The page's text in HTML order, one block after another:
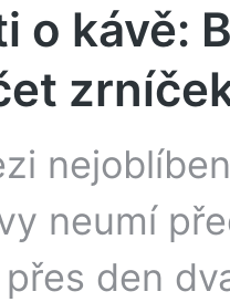
o kávě:
neumí
den